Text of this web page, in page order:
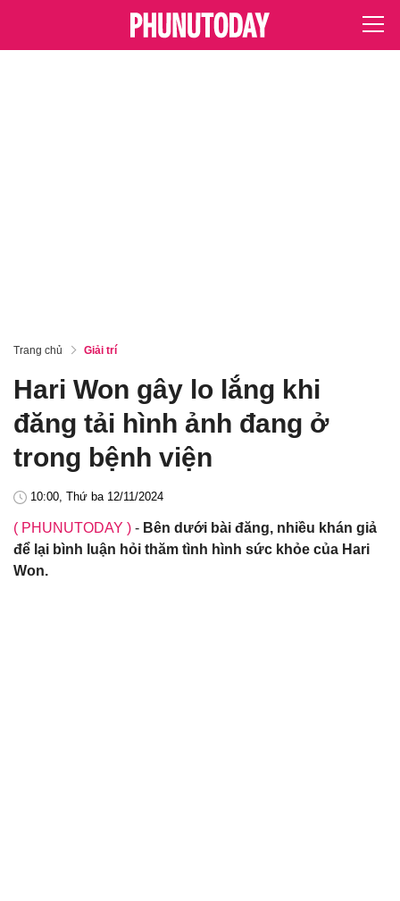
Trang chủ Giải trí
Hari Won gây lo lắng khi
đăng tải hình ảnh đang ở
trong bệnh viện
10:00, Thứ ba 12/11/2024
( PHUNUTODAY ) - Bên dưới bài đăng, nhiều khán giả
để lại bình luận hỏi thăm tình hình sức khỏe của Hari
Won.